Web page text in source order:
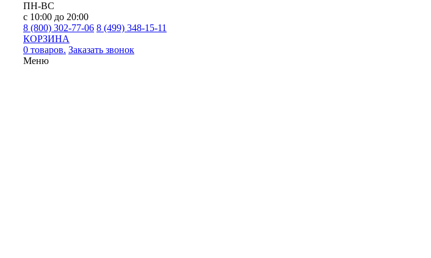
ПН-ВС
с 10:00 до 20:00
8 (800) 302-77-06 8 (499) 348-15-11
КОРЗИНА
0 товаров. Заказать звонок
Меню